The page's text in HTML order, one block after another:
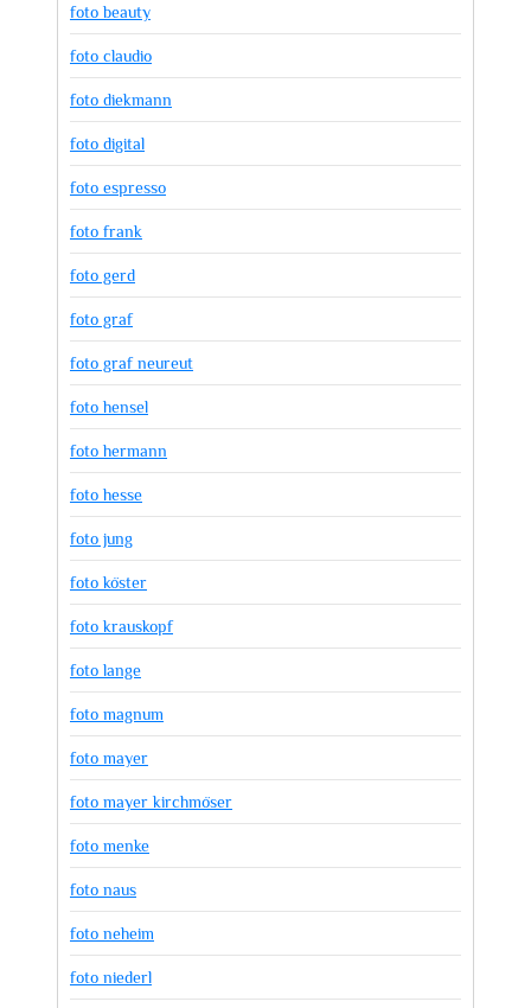
foto beauty
foto claudio
foto diekmann
foto digital
foto espresso
foto frank
foto gerd
foto graf
foto graf neureut
foto hensel
foto hermann
foto hesse
foto jung
foto köster
foto krauskopf
foto lange
foto magnum
foto mayer
foto mayer kirchmöser
foto menke
foto naus
foto neheim
foto niederl